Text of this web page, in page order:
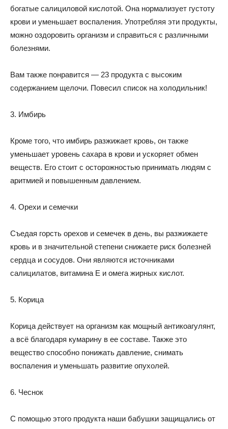
богатые салициловой кислотой. Она нормализует густоту
крови и уменьшает воспаления. Употребляя эти продукты,
можно оздоровить организм и справиться c различными
болезнями.
Вам также понравится — 23 продукта с высоким
содержанием щелочи. Повесил список на холодильник!
3. Имбирь
Кроме того, что имбирь разжижает кровь, он также
уменьшает уровень сахара в крови и ускоряет обмен
веществ. Его стоит с осторожностью принимать людям с
аритмией и повышенным давлением.
4. Орехи и семечки
Съедая горсть орехов и семечек в день, вы разжижаете
кровь и в значительной степени снижаете риск болезней
сердца и сосудов. Они являются источниками
салицилатов, витамина Е и омега жирных кислот.
5. Корица
Корица действует на организм как мощный антикоагулянт,
а всё благодаря кумарину в ее составе. Также это
вещество способно понижать давление, снимать
воспаления и уменьшать развитие опухолей.
6. Чеснок
С помощью этого продукта наши бабушки защищались от